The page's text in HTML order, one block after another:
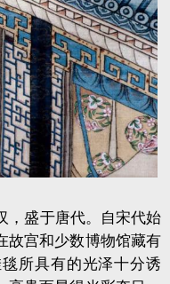
盛于唐代。自宋代始
故宫和少数博物馆藏有
所具有的光泽十分诱